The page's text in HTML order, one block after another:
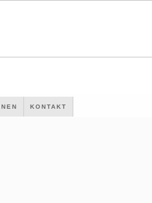
KONTAKT